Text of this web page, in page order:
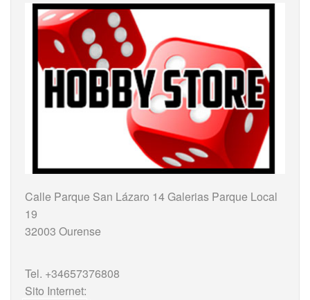
Calle Parque San Lázaro 14 Galerias Parque Local
19
32003 Ourense
Tel. +34657376808
Sito Internet: